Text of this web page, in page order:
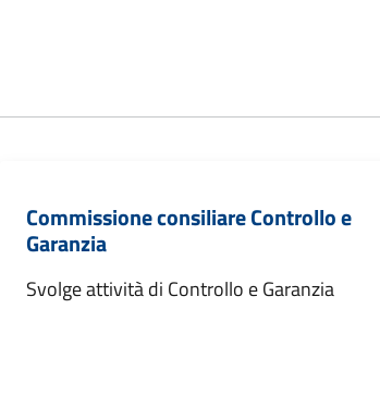
Commissione consiliare Controllo e
Garanzia
Svolge attività di Controllo e Garanzia